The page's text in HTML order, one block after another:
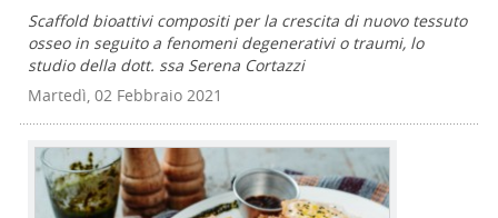
Scaffold bioattivi compositi per la crescita di nuovo tessuto
osseo in seguito a fenomeni degenerativi o traumi, lo
studio della dott. ssa Serena Cortazzi
Martedì, 02 Febbraio 2021